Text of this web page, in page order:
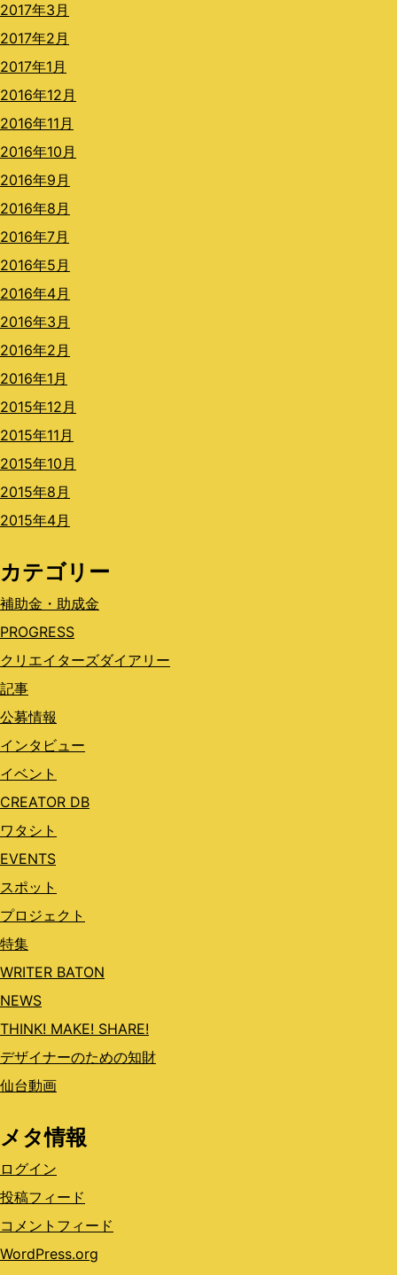
2017年3月
2017年2月
2017年1月
2016年12月
2016年11月
2016年10月
2016年9月
2016年8月
2016年7月
2016年5月
2016年4月
2016年3月
2016年2月
2016年1月
2015年12月
2015年11月
2015年10月
2015年8月
2015年4月
カテゴリー
補助金・助成金
PROGRESS
クリエイターズダイアリー
記事
公募情報
インタビュー
イベント
CREATOR DB
ワタシト
EVENTS
スポット
プロジェクト
特集
WRITER BATON
NEWS
THINK! MAKE! SHARE!
デザイナーのための知財
仙台動画
メタ情報
ログイン
投稿フィード
コメントフィード
WordPress.org